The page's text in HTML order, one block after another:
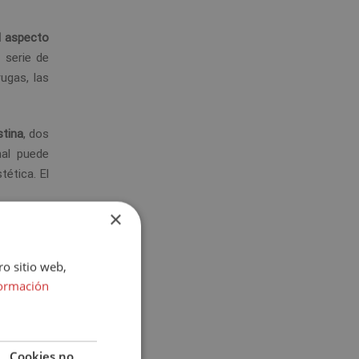
aspecto
de
las
, dos
puede
El
×
sitio web,